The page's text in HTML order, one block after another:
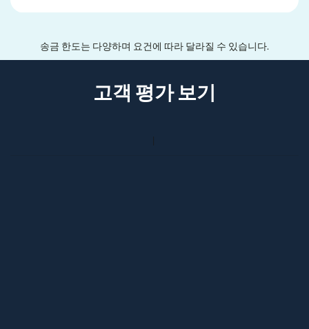
송금 한도는 다양하며 요건에 따라 달라질 수 있습니다.
고객 평가 보기